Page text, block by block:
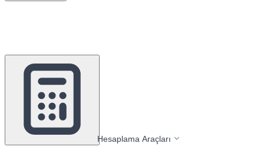
Hesaplama Araçları